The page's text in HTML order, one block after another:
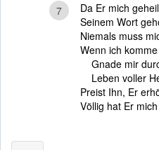
7
Da Er mich
Seinem Wort
Niemals muss
Wenn ich
Gnade mir
Leben voller
Preist Ihn, Er
Völlig hat Er